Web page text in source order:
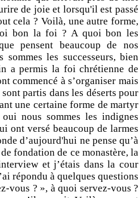
de joie et lorsqu'il est passé
cela ? Voilà, une autre forme,
bon la foi ? A quoi bon les
pensent beaucoup de nos
les successeurs, bien
a permis la foi chrétienne de
commencé à s’organiser mais
partis dans les déserts pour
une certaine forme de martyr
nous sommes les indignes
ont versé beaucoup de larmes
d’aujourd'hui ne pense qu’à
fondation de ce monastère, la
et j’étais dans la cour
répondu à quelques questions
vous ? », à quoi servez-vous ?